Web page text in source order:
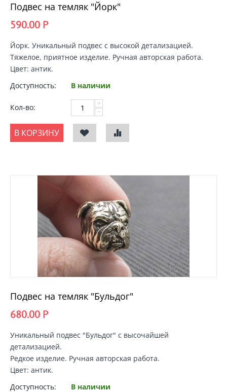
Подвес на темляк "Йорк"
590.00 Р
Йорк. Уникальный подвес с высокой детализацией.
Тяжелое, приятное изделие. Ручная авторская работа.
Цвет: антик.
Доступность:
В наличии
Кол-во: +
−
В КОРЗИНУ
Подвес на темляк "Бульдог"
680.00 Р
Уникальный подвес "Бульдог" с высочайшей
детализацией.
Редкое изделие. Ручная авторская работа.
Цвет: антик.
Доступность:
В наличии